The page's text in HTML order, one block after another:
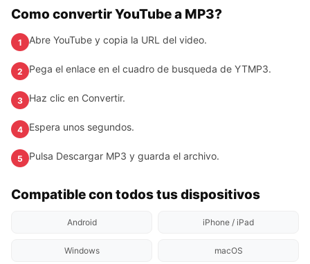
Como convertir YouTube a MP3?
1 Abre YouTube y copia la URL del video.
2 Pega el enlace en el cuadro de busqueda de YTMP3.
3 Haz clic en Convertir.
4 Espera unos segundos.
5 Pulsa Descargar MP3 y guarda el archivo.
Compatible con todos tus dispositivos
Android iPhone / iPad
Windows macOS